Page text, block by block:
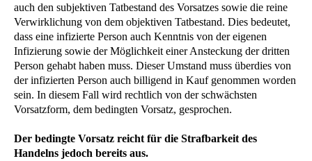
auch den subjektiven Tatbestand des Vorsatzes sowie die reine
Verwirklichung von dem objektiven Tatbestand. Dies bedeutet,
dass eine infizierte Person auch Kenntnis von der eigenen
Infizierung sowie der Möglichkeit einer Ansteckung der dritten
Person gehabt haben muss. Dieser Umstand muss überdies von
der infizierten Person auch billigend in Kauf genommen worden
sein. In diesem Fall wird rechtlich von der schwächsten
Vorsatzform, dem bedingten Vorsatz, gesprochen.
Der bedingte Vorsatz reicht für die Strafbarkeit des
Handelns jedoch bereits aus.